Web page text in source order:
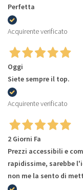
Perfetta
Acquirente verificato
Oggi
Siete sempre il top.
Acquirente verificato
2 Giorni Fa
Prezzi accessibili e
rapidissime, sarebbe
non me la sento di